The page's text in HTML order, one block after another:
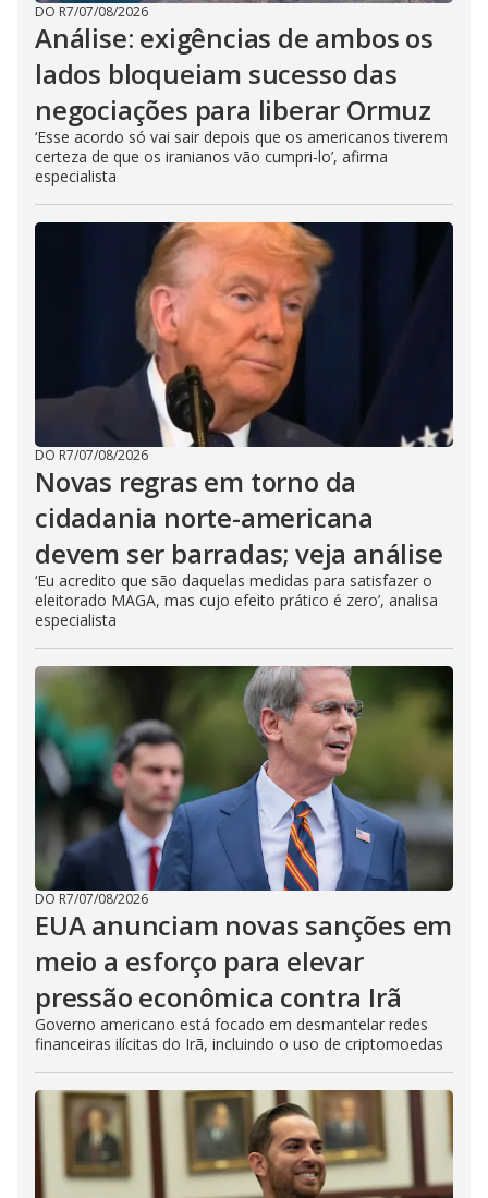
DO R7/07/08/2026
Análise: exigências de ambos os
lados bloqueiam sucesso das
negociações para liberar Ormuz
‘Esse acordo só vai sair depois que os americanos tiverem
certeza de que os iranianos vão cumpri-lo’, afirma
especialista
DO R7/07/08/2026
Novas regras em torno da
cidadania norte-americana
devem ser barradas; veja análise
‘Eu acredito que são daquelas medidas para satisfazer o
eleitorado MAGA, mas cujo efeito prático é zero’, analisa
especialista
DO R7/07/08/2026
EUA anunciam novas sanções em
meio a esforço para elevar
pressão econômica contra Irã
Governo americano está focado em desmantelar redes
financeiras ilícitas do Irã, incluindo o uso de criptomoedas